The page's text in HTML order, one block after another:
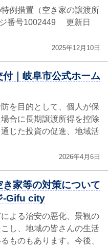
例措置（空き家の譲渡所
番号1002449 更新日
2025年12月10日
｜岐阜市公式ホーム
を目的として、個人が保
合に長期譲渡所得を控除
じた投資の促進、地域活
2026年4月6日
家等の対策について
-Gifu city
よる治安の悪化、景観の
し、地域の皆さんの生活
ものもあります。今後、